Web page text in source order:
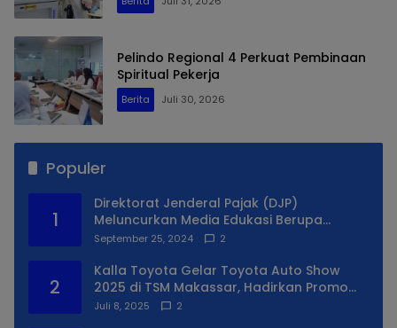
Pelindo Regional 4 Perkuat Pembinaan
Spiritual Pekerja
Berita Juli 30, 2026
Populer
1
Direktorat Jenderal Pajak (DJP)
Meluncurkan Media Edukasi Berupa
Simulator Coretax
September 25, 2024 2
2
Kalla Toyota Gelar Toyota Auto Show
2025 di TSM Makassar, Hadirkan Promo
Spesial
Juli 8, 2025 2